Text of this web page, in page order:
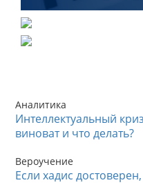
Аналитика
Интеллектуальный
виноват и что делать?
Вероучение
Если хадис